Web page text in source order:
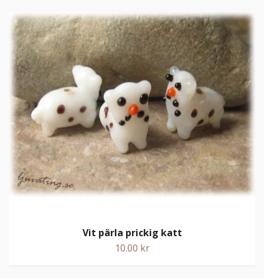
Vit pärla prickig katt
10.00 kr